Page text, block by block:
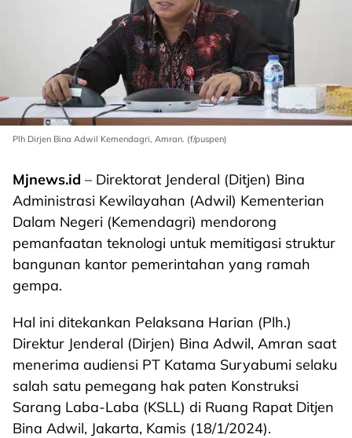
Plh Dirjen Bina Adwil Kemendagri, Amran. (f/puspen)
Mjnews.id – Direktorat Jenderal (Ditjen) Bina
Administrasi Kewilayahan (Adwil) Kementerian
Dalam Negeri (Kemendagri) mendorong
pemanfaatan teknologi untuk memitigasi struktur
bangunan kantor pemerintahan yang ramah
gempa.
Hal ini ditekankan Pelaksana Harian (Plh.)
Direktur Jenderal (Dirjen) Bina Adwil, Amran saat
menerima audiensi PT Katama Suryabumi selaku
salah satu pemegang hak paten Konstruksi
Sarang Laba-Laba (KSLL) di Ruang Rapat Ditjen
Bina Adwil, Jakarta, Kamis (18/1/2024).